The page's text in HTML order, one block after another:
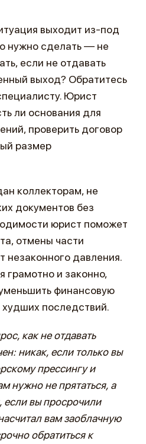
выходит из-под
нужно сделать — не
если не отдавать
выход? Обратитесь
Юрист
ли основания для
проверить договор
размер
коллекторам, не
документов без
юрист поможет
отмены части
незаконного давления.
грамотно и законно,
финансовую
худших последствий.
как не отдавать
никак, если только вы
прессингу и
нужно не прятаться, а
если вы просрочили
вам заоблачную
обратиться к